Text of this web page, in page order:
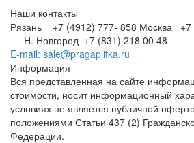
Наши контакты
Рязань +7 (4912) 777- 858 Москва +7
Н. Новгород +7 (831) 218 00 48
E-mail: sale@pragaplitka.ru
Информация
Вся представленная на сайте
стоимости, носит информационный
условиях не является публичной
положениями Статьи 437 (2)
Федерации.